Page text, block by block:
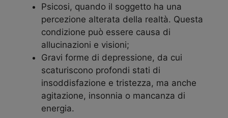
Psicosi, quando il soggetto ha una
percezione alterata della realtà. Questa
condizione può essere causa di
allucinazioni e visioni;
Gravi forme di depressione, da cui
scaturiscono profondi stati di
insoddisfazione e tristezza, ma anche
agitazione, insonnia o mancanza di
energia.